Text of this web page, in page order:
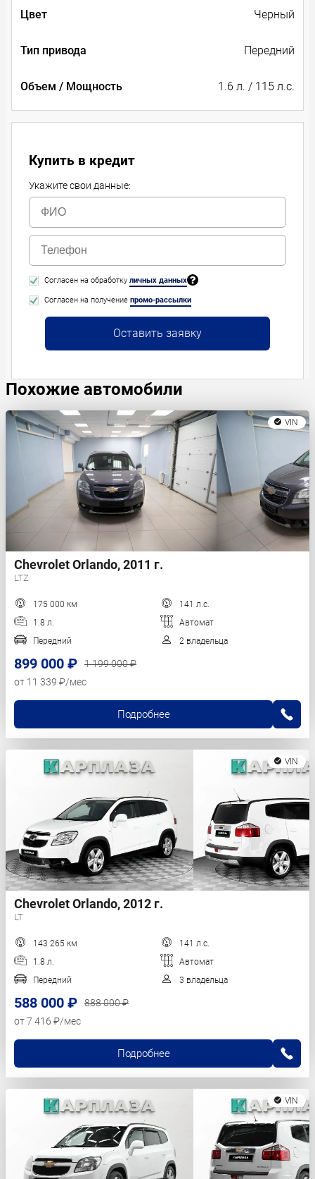
Цвет Черный
Тип привода Передний
Объем / Мощность 1.6 л. / 115 л.с.
Купить в кредит
Укажите свои данные:
Согласен на обработку личных данных
Согласен на получение промо-рассылки
Оставить заявку
Похожие автомобили
VIN
Chevrolet Orlando, 2011 г.
LTZ
175 000 км
141 л.с.
1.8 л.
Автомат
Передний
2 владельца
899 000 ₽
1 199 000 ₽
от 11 339 ₽/мес
Подробнее
VIN
Chevrolet Orlando, 2012 г.
LT
143 265 км
141 л.с.
1.8 л.
Автомат
Передний
3 владельца
588 000 ₽
888 000 ₽
от 7 416 ₽/мес
Подробнее
VIN